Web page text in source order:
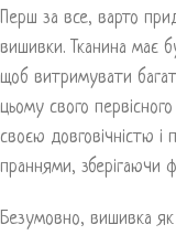
Перш за все, варто
вишивки. Тканина має
щоб витримувати
цьому свого
своєю довговічністю
праннями, зберігаючи
Безумовно, вишивка як